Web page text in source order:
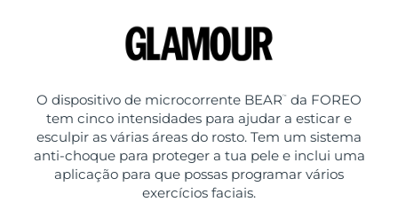
O dispositivo de microcorrente BEAR ™
da FOREO
tem cinco intensidades para ajudar a esticar e
esculpir as várias áreas do rosto. Tem um sistema
anti-choque para proteger a tua pele e inclui uma
aplicação para que possas programar vários
exercícios faciais.